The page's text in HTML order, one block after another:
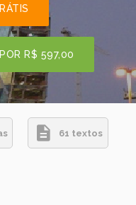
R$ 597,00
61 textos